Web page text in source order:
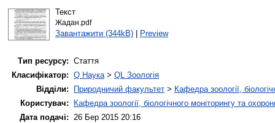
Текст
Жадан.pdf
Завантажити (344kB)| Preview
Тип ресурсу: Стаття
Класифікатор: Q Наука> QL Зоологія
Відділи:
Природничий факультет > Кафедра зоології,
Користувач:
Кафедра зоології, біологічного моніторингу та
Дата подачі: 26 Бер 2015 20:16